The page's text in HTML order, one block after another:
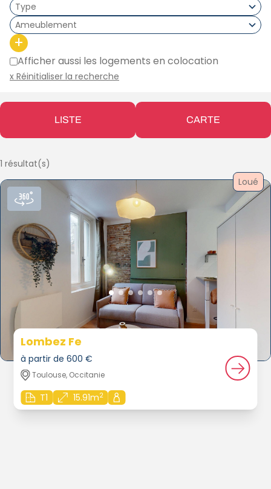
Type
Ameublement
+
Afficher aussi les logements en colocation
x Réinitialiser la recherche
LISTE CARTE
1 résultat(s)
Loué
Lombez Fe
à partir de 600 €
Toulouse, Occitanie
T1 15.91m2